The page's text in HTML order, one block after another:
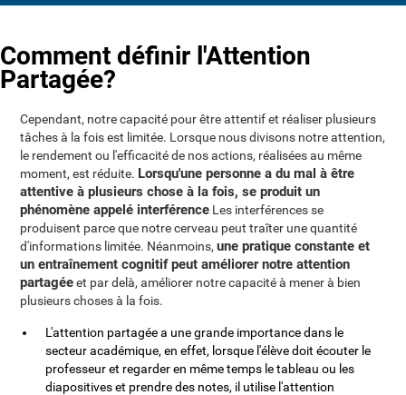
Comment définir l'Attention
Partagée?
Cependant, notre capacité pour être attentif et réaliser plusieurs
tâches à la fois est limitée. Lorsque nous divisons notre attention,
le rendement ou l'efficacité de nos actions, réalisées au même
moment, est réduite. Lorsqu'une personne a du mal à être
attentive à plusieurs chose à la fois, se produit un
phénomène appelé interférence Les interférences se
produisent parce que notre cerveau peut traîter une quantité
d'informations limitée. Néanmoins,une pratique constante et
un entraînement cognitif peut améliorer notre attention
partagéeet par delà, améliorer notre capacité à mener à bien
plusieurs choses à la fois.
L'attention partagée a une grande importance dans le
secteur académique, en effet, lorsque l'élève doit écouter le
professeur et regarder en même temps le tableau ou les
diapositives et prendre des notes, il utilise l'attention